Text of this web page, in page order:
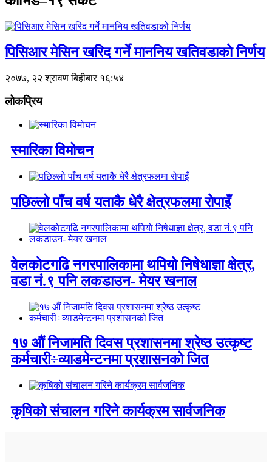
पिसिआर मेसिन खरिद गर्ने माननिय खतिवडाको निर्णय
२०७७, २२ श्रावण बिहीबार १६:५४
लोकप्रिय
स्मारिका विमोचन
पछिल्लो पाँच वर्ष यताकै धेरै क्षेत्रफलमा रोपाइँ
वेलकाेटगढि नगरपालिकामा थपियाे निषेधाज्ञा क्षेत्र,
वडा नं.९ पनि लकडाउन- मेयर खनाल
१७ औं निजामति दिवस प्रशासनमा श्रेष्ठ उत्कृष्ट
कर्मचारी÷व्याडमेन्टनमा प्रशासनको जित
कृषिको संचालन गरिने कार्यक्रम सार्वजनिक